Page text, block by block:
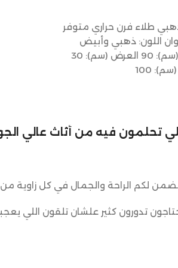
طلاء فرن حراري متوفر
اللون: ذهبي وأبيض
الطول (سم): 90 العرض (سم): 30
100
تحلمون فيه من أثاث عالي
لكم الراحة والجمال في كل زاوية من
تدورون كثير علشان تلقون اللي